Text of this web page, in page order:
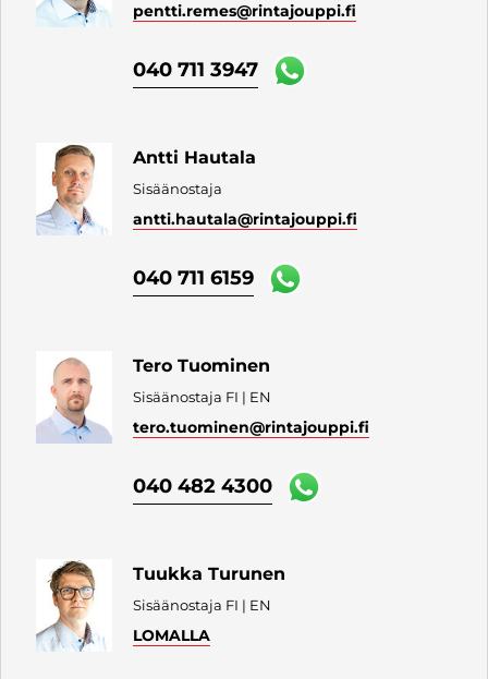
pentti.remes@rintajouppi.fi
040 711 3947
Antti Hautala
Sisäänostaja
antti.hautala@rintajouppi.fi
040 711 6159
Tero Tuominen
Sisäänostaja FI | EN
tero.tuominen@rintajouppi.fi
040 482 4300
Tuukka Turunen
Sisäänostaja FI | EN
LOMALLA